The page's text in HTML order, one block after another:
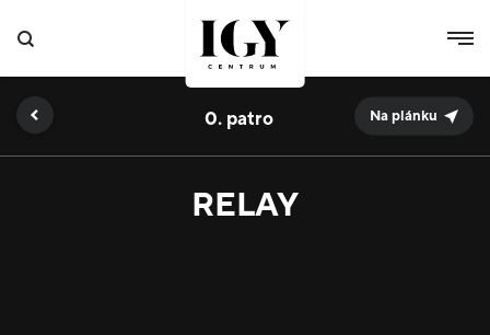
RELAY
0. Na plánku